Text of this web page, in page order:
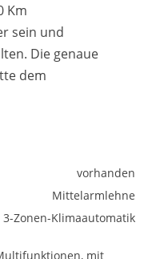
Km
sein und
Die genaue
dem
vorhanden
Mittelarmlehne
3-Zonen-Klimaautomatik
mit